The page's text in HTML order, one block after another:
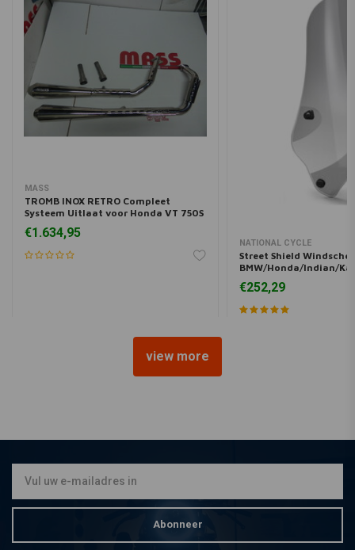
MASS
TROMB INOX RETRO Compleet
Systeem Uitlaat voor Honda VT 750S
€1.634,95
NATIONAL CYCLE
Street Shield
BMW/Honda/Indian/
€252,29
view more
Abonneer